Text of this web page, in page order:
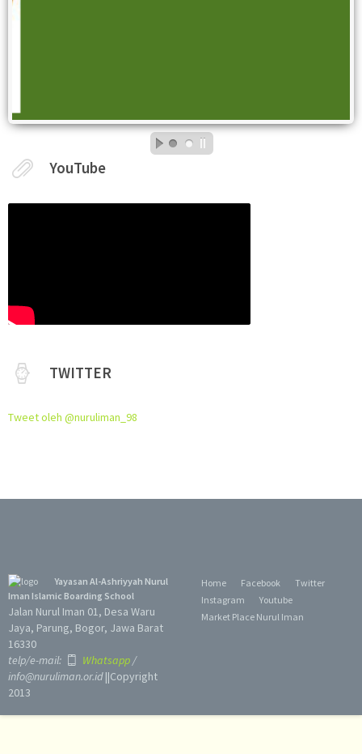
YouTube
TWITTER
Tweet oleh @nuruliman_98
Yayasan Al-Ashriyyah Nurul
Iman Islamic Boarding School
Jalan Nurul Iman 01, Desa Waru
Jaya, Parung, Bogor, Jawa Barat
16330
telp/e-mail:
Whatsapp/
info@nuruliman.or.id||Copyright
2013
Home Facebook
Twitter
Instagram
Youtube
Market Place Nurul Iman